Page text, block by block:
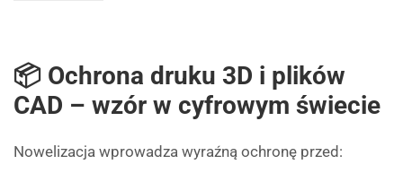
📦 Ochrona druku 3D i plików
CAD – wzór w cyfrowym świecie
Nowelizacja wprowadza wyraźną ochronę przed: